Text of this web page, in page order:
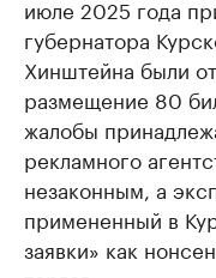
июле 2025 года
губернатора
Хинштейна были
размещение 80
жалобы
рекламного
незаконным, а
примененный в
заявки» как